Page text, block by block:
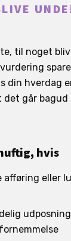
til noget
din hverdag
det går
hvis
afføring eller